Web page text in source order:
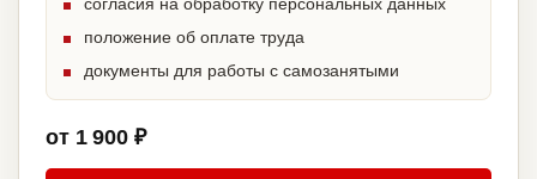
положение об оплате труда
документы для работы с самозанятыми
от 1 900 ₽